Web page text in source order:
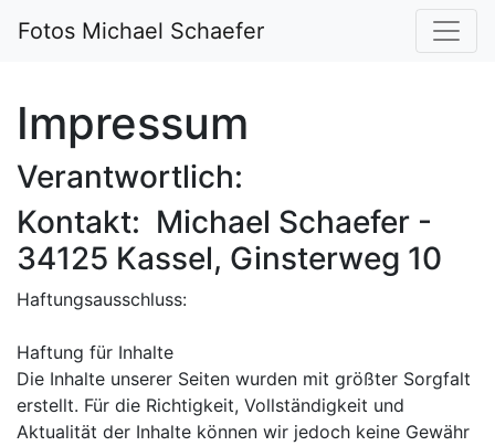
Fotos Michael Schaefer
Impressum
Verantwortlich:
Kontakt: Michael Schaefer -
34125 Kassel, Ginsterweg 10
Haftungsausschluss:
Haftung für Inhalte
Die Inhalte unserer Seiten wurden mit größter Sorgfalt
erstellt. Für die Richtigkeit, Vollständigkeit und
Aktualität der Inhalte können wir jedoch keine Gewähr